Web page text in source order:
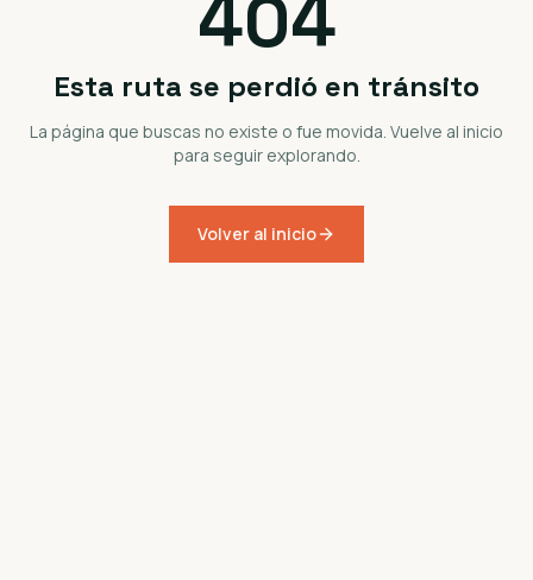
404
Esta ruta se perdió en tránsito
La página que buscas no existe o fue movida. Vuelve al inicio
para seguir explorando.
Volver al inicio